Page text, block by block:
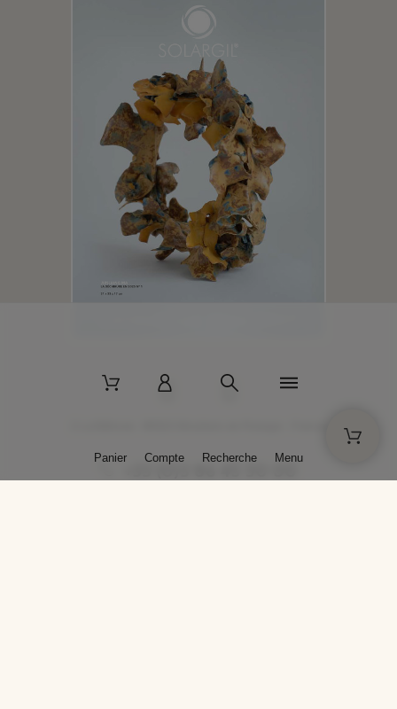
+33 (0)3 86 45 50 00
Panier Compte Recherche Menu